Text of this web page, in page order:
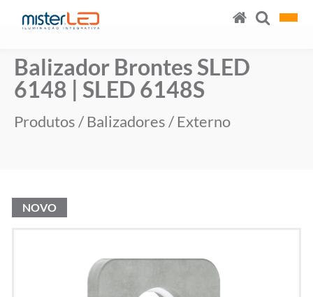
Balizador Brontes SLED
6148 | SLED 6148S
Produtos/ Balizadores/ Externo
NOVO